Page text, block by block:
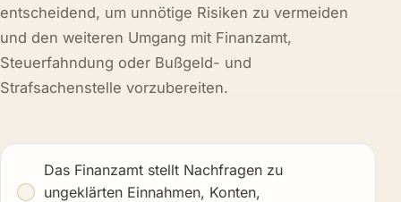
entscheidend, um unnötige Risiken zu vermeiden
und den weiteren Umgang mit Finanzamt,
Steuerfahndung oder Bußgeld- und
Strafsachenstelle vorzubereiten.
Das Finanzamt stellt Nachfragen zu
ungeklärten Einnahmen, Konten,